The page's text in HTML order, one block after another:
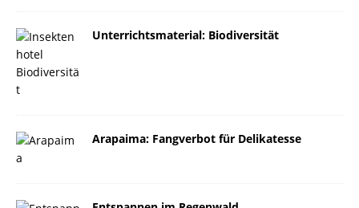
Unterrichtsmaterial: Biodiversität
Arapaima: Fangverbot für Delikatesse